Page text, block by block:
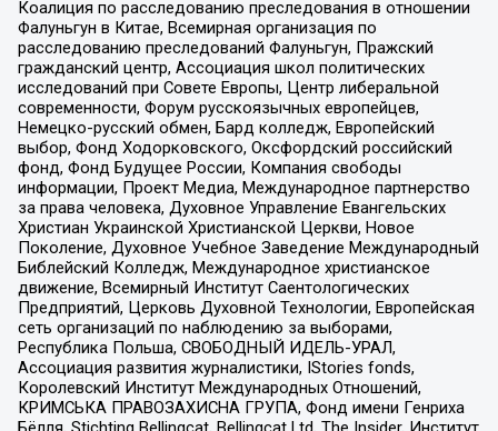
Коалиция по расследованию преследования в отношении
Фалуньгун в Китае, Всемирная организация по
расследованию преследований Фалуньгун, Пражский
гражданский центр, Ассоциация школ политических
исследований при Совете Европы, Центр либеральной
современности, Форум русскоязычных европейцев,
Немецко-русский обмен, Бард колледж, Европейский
выбор, Фонд Ходорковского, Оксфордский российский
фонд, Фонд Будущее России, Компания свободы
информации, Проект Медиа, Международное партнерство
за права человека, Духовное Управление Евангельских
Христиан Украинской Христианской Церкви, Новое
Поколение, Духовное Учебное Заведение Международный
Библейский Колледж, Международное христианское
движение, Всемирный Институт Саентологических
Предприятий, Церковь Духовной Технологии, Европейская
сеть организаций по наблюдению за выборами,
Республика Польша, СВОБОДНЫЙ ИДЕЛЬ-УРАЛ,
Ассоциация развития журналистики, IStories fonds,
Королевский Институт Международных Отношений,
КРИМСЬКА ПРАВОЗАХИСНА ГРУПА, Фонд имени Генриха